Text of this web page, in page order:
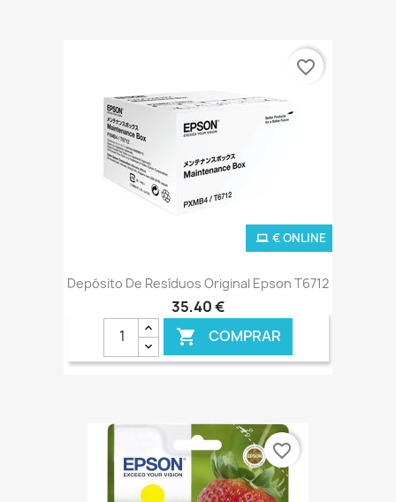
Depósito De Resíduos Original Epson T6712
35,40 €
 COMPRAR
€ ONLINE
favorite_border
favorite_border